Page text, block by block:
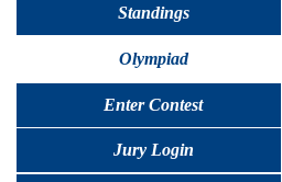
Standings
Olympiad
Enter Contest
Jury Login